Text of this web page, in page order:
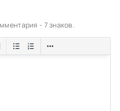
- 7 знаков.